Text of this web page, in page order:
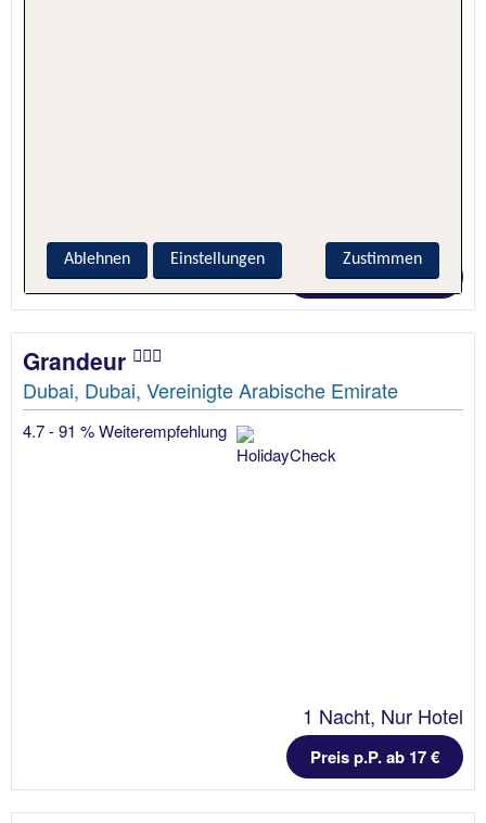
1 Nacht, Nur Hotel
Preis p.P. ab 15 €
Grandeur
Dubai, Dubai, Vereinigte Arabische Emirate
4.7 - 91 % Weiterempfehlung
1 Nacht, Nur Hotel
Preis p.P. ab 17 €
Zustimmen
Ablehnen Einstellungen